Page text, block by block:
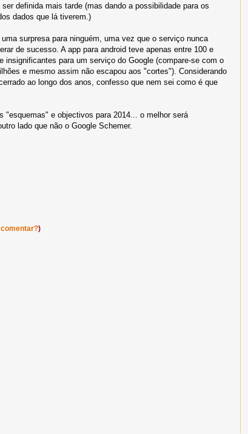
definida mais tarde (mas dando a possibilidade para os
dados que lá tiverem.)
surpresa para ninguém, uma vez que o serviço nunca
de sucesso. A app para android teve apenas entre 100 e
insignificantes para um serviço do Google (compare-se com o
e mesmo assim não escapou aos "cortes"). Considerando
ao longo dos anos, confesso que nem sei como é que
"esquemas" e objectivos para 2014... o melhor será
lado que não o Google Schemer.
)